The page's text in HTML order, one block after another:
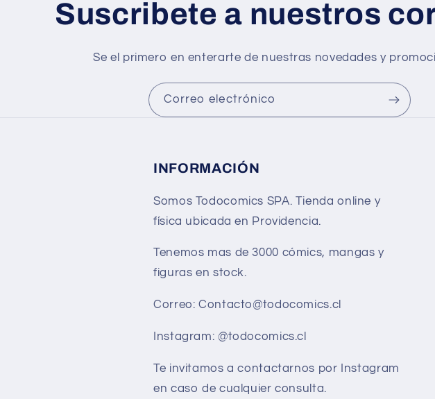
Suscribete a nuestros
Se el primero en enterarte de nuestras novedades y
Correo electrónico
INFORMACIÓN
Somos Todocomics SPA. Tienda online y
física ubicada en Providencia.
Tenemos mas de 3000 cómics, mangas y
figuras en stock.
Correo: Contacto@todocomics.cl
Instagram: @todocomics.cl
Te invitamos a contactarnos por Instagram
en caso de cualquier consulta.